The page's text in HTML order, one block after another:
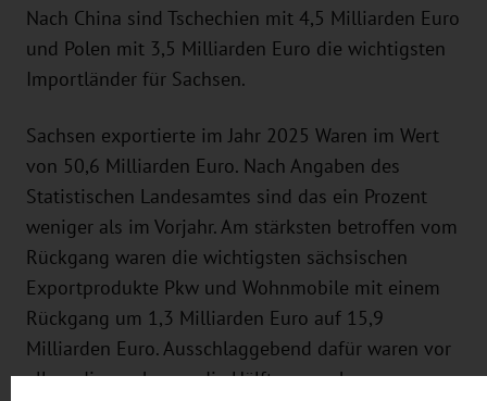
Nach China sind Tschechien mit 4,5 Milliarden Euro
und Polen mit 3,5 Milliarden Euro die wichtigsten
Importländer für Sachsen.
Sachsen exportierte im Jahr 2025 Waren im Wert
von 50,6 Milliarden Euro. Nach Angaben des
Statistischen Landesamtes sind das ein Prozent
weniger als im Vorjahr. Am stärksten betroffen vom
Rückgang waren die wichtigsten sächsischen
Exportprodukte Pkw und Wohnmobile mit einem
Rückgang um 1,3 Milliarden Euro auf 15,9
Milliarden Euro. Ausschlaggebend dafür waren vor
allem die um knapp die Hälfte gesunkenen